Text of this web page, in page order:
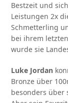
Bestzeit und
Leistungen 2x
Schmetterling
bei ihrem
wurde sie
Luke Jordan
Bronze über
besonders über